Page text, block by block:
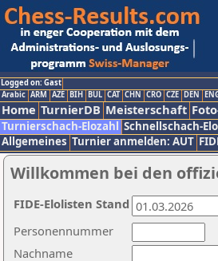
Logged on: Gast
Arabic ARM AZE BIH BUL CAT CHN CRO CZE DEN
Home TurnierDB Meisterschaft
Turnierschach-Elozahl Schnellschach-
Allgemeines Turnier anmelden: AUT
Willkommen bei den
Nachname
Personennummer
FIDE-Elolisten Stand